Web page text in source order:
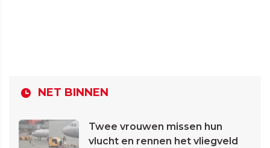
NET BINNEN
Twee vrouwen missen hun
vlucht en rennen het vliegveld